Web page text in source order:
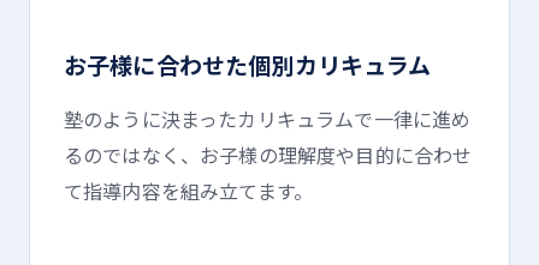
お子様に合わせた個別カリキュラム
塾のように決まったカリキュラムで一律に進め
るのではなく、お子様の理解度や目的に合わせ
て指導内容を組み立てます。